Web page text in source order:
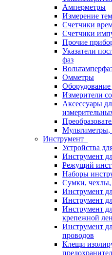
Амперметры
Измерение
Счетчики
Счетчики
Прочие
Указатели
фаз
Омметры
Измерители
Аксессуары
Инструмент
Устройства
Инструмент
Режущий
Наборы
Сумки, чехлы,
Инструмент
Инструмент
Инструмент
крепежной
Инструмент
проводов
Клещи